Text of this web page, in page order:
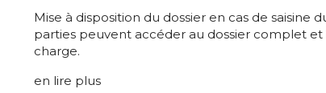
Mise à disposition du dossier en cas de saisine
parties peuvent accéder au dossier complet et
charge.
en lire plus